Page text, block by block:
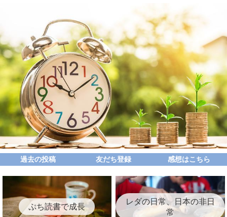
過去の投稿 友だち登録 感想はこちら
ぷち読書で成長
レダの日常、日本の非日
常